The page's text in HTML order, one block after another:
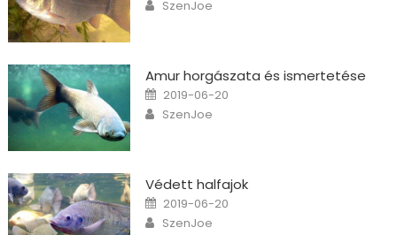
SzenJoe
Amur horgászata és ismertetése
Posted on
2019-06-20
Author
SzenJoe
Védett halfajok
Posted on
2019-06-20
Author
SzenJoe